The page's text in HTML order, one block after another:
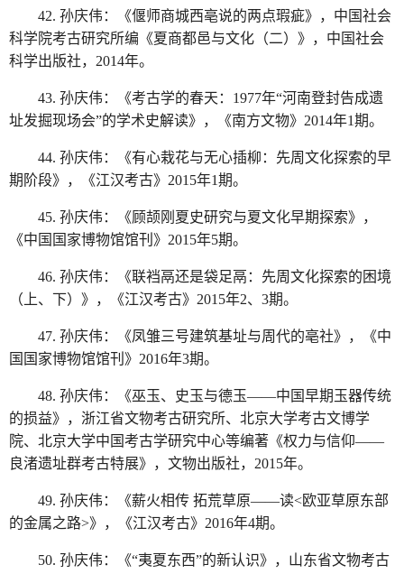
42. 孙庆伟：《偃师商城西亳说的两点瑕疵》，中国社会
科学院考古研究所编《夏商都邑与文化（二）》，中国社会
科学出版社，2014年。
43. 孙庆伟：《考古学的春天：1977年“河南登封告成遗
址发掘现场会”的学术史解读》，《南方文物》2014年1期。
44. 孙庆伟：《有心栽花与无心插柳：先周文化探索的早
期阶段》，《江汉考古》2015年1期。
45. 孙庆伟：《顾颉刚夏史研究与夏文化早期探索》，
《中国国家博物馆馆刊》2015年5期。
46. 孙庆伟：《联裆鬲还是袋足鬲：先周文化探索的困境
（上、下）》，《江汉考古》2015年2、3期。
47. 孙庆伟：《凤雏三号建筑基址与周代的亳社》，《中
国国家博物馆馆刊》2016年3期。
48. 孙庆伟：《巫玉、史玉与德玉——中国早期玉器传统
的损益》，浙江省文物考古研究所、北京大学考古文博学
院、北京大学中国考古学研究中心等编著《权力与信仰——
良渚遗址群考古特展》，文物出版社，2015年。
49. 孙庆伟：《薪火相传 拓荒草原——读<欧亚草原东部
的金属之路>》，《江汉考古》2016年4期。
50. 孙庆伟：《“夷夏东西”的新认识》，山东省文物考古